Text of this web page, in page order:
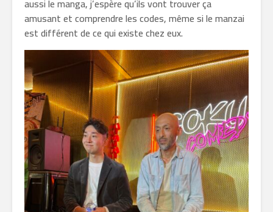
aussi le manga, j’espère qu’ils vont trouver ça
amusant et comprendre les codes, même si le manzai
est différent de ce qui existe chez eux.